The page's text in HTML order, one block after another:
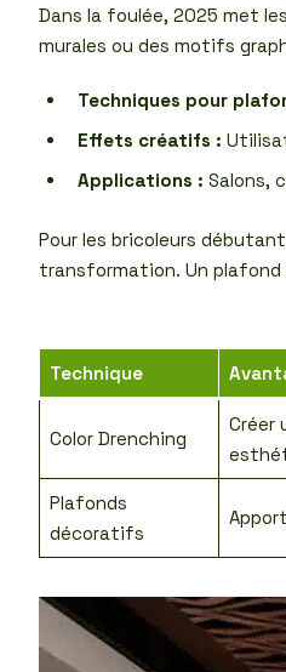
Dans la foulée, 2025 met
murales ou des motifs
Techniques pour
Effets créatifs :
Applications : Salons,
Pour les bricoleurs
transformation. Un
Technique
Color Drenching
Créer
Plafonds
décoratifs